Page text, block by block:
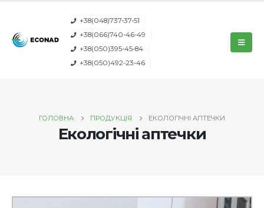
+38(048)737-37-51
+38(066)740-46-49
+38(050)395-45-84
+38(050)492-23-46
ГОЛОВНА ПРОДУКЦІЯ ЕКОЛОГІЧНІ АПТЕЧКИ
Екологічні аптечки